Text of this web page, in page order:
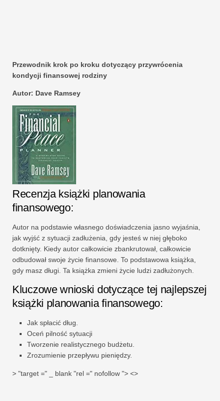
Przewodnik krok po kroku dotyczący przywrócenia
kondycji finansowej rodziny
Autor: Dave Ramsey
Recenzja książki planowania
finansowego:
Autor na podstawie własnego doświadczenia jasno wyjaśnia,
jak wyjść z sytuacji zadłużenia, gdy jesteś w niej głęboko
dotknięty. Kiedy autor całkowicie zbankrutował, całkowicie
odbudował swoje życie finansowe. To podstawowa książka,
gdy masz długi. Ta książka zmieni życie ludzi zadłużonych.
Kluczowe wnioski dotyczące tej najlepszej
książki planowania finansowego:
Jak spłacić dług.
Oceń pilność sytuacji
Tworzenie realistycznego budżetu.
Zrozumienie przepływu pieniędzy.
> "target =" _ blank "rel =" nofollow "> <>